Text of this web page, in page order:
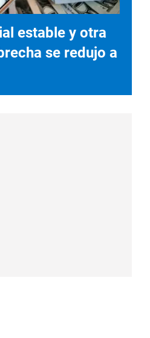
estable y otra
se redujo a